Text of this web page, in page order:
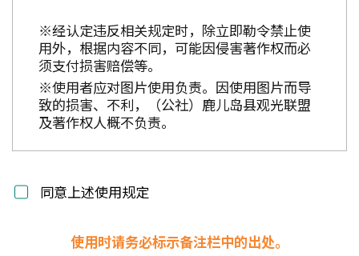
※经认定违反相关规定时，除立即勒令禁止使
用外，根据内容不同，可能因侵害著作权而必
须支付损害赔偿等。
※使用者应对图片使用负责。因使用图片而导
致的损害、不利，（公社）鹿儿岛县观光联盟
及著作权人概不负责。
同意上述使用规定
使用时请务必标示备注栏中的出处。